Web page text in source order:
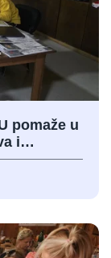
pomaže u
i…